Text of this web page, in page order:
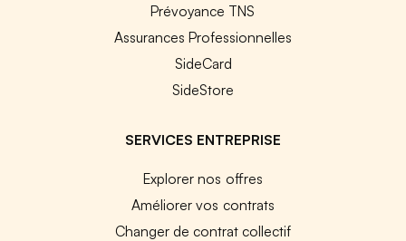
Prévoyance TNS
Assurances Professionnelles
SideCard
SideStore
SERVICES ENTREPRISE
Explorer nos offres
Améliorer vos contrats
Changer de contrat collectif